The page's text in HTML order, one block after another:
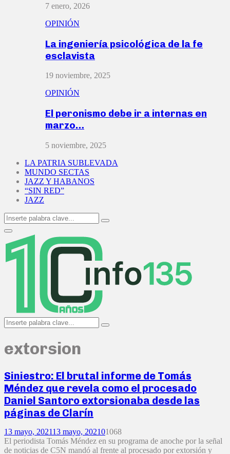
7 enero, 2026
OPINIÓN
La ingeniería psicológica de la fe
esclavista
19 noviembre, 2025
OPINIÓN
El peronismo debe ir a internas en
marzo…
5 noviembre, 2025
LA PATRIA SUBLEVADA
MUNDO SECTAS
JAZZ Y HABANOS
“SIN RED”
JAZZ
Search
for:
Search
Primary
Menu
Search
for:
Search
extorsion
Siniestro: El brutal informe de Tomás
Méndez que revela como el procesado
Daniel Santoro extorsionaba desde las
páginas de Clarín
13 mayo, 202113 mayo, 202101068
El periodista Tomás Méndez en su programa de anoche por la señal
de noticias de C5N mandó al frente al procesado por extorsión y